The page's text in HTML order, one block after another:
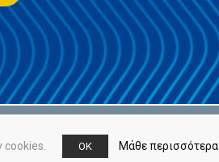
OK Μάθε περισσότερα